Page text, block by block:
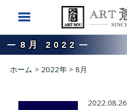
8月 2022
ホーム > 2022年>8月
2022.08.26